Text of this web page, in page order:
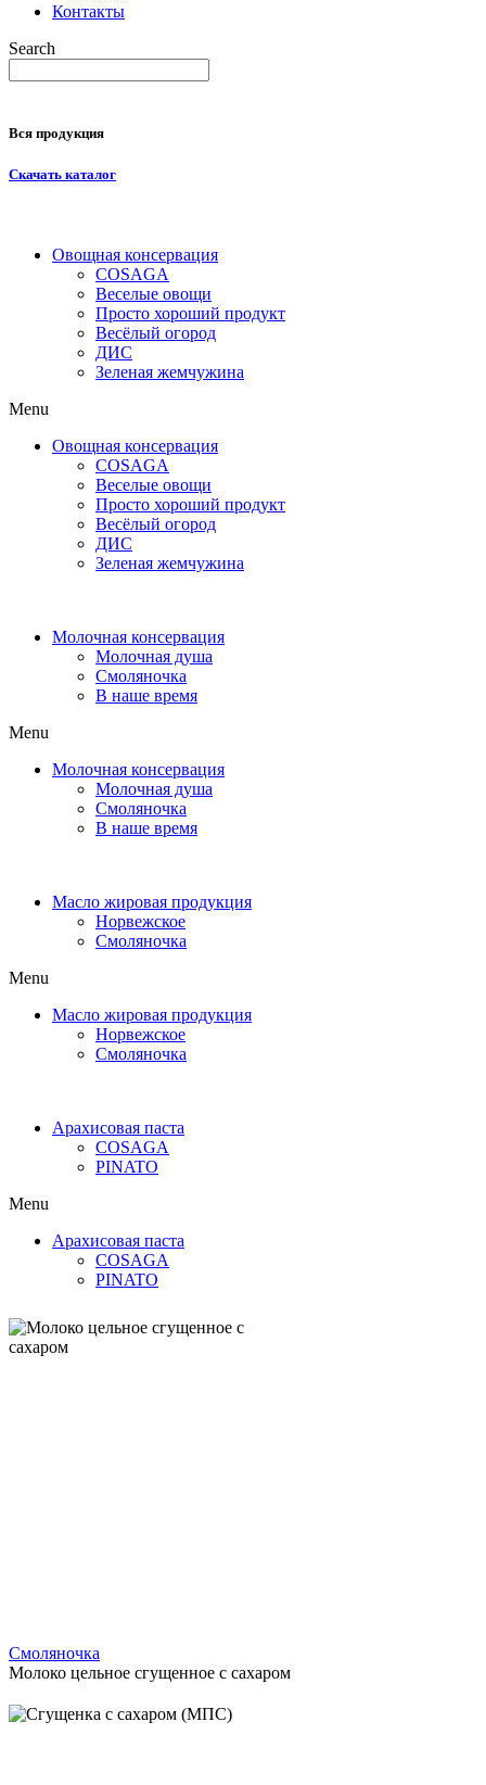
Контакты
Search
Вся продукция
Скачать каталог
Овощная консервация
COSAGA
Веселые овощи
Просто хороший продукт
Весёлый огород
ДИС
Зеленая жемчужина
Menu
Овощная консервация
COSAGA
Веселые овощи
Просто хороший продукт
Весёлый огород
ДИС
Зеленая жемчужина
Молочная консервация
Молочная душа
Смоляночка
В наше время
Menu
Молочная консервация
Молочная душа
Смоляночка
В наше время
Масло жировая продукция
Норвежское
Смоляночка
Menu
Масло жировая продукция
Норвежское
Смоляночка
Арахисовая паста
COSAGA
PINATO
Menu
Арахисовая паста
COSAGA
PINATO
Смоляночка
Молоко цельное сгущенное с сахаром